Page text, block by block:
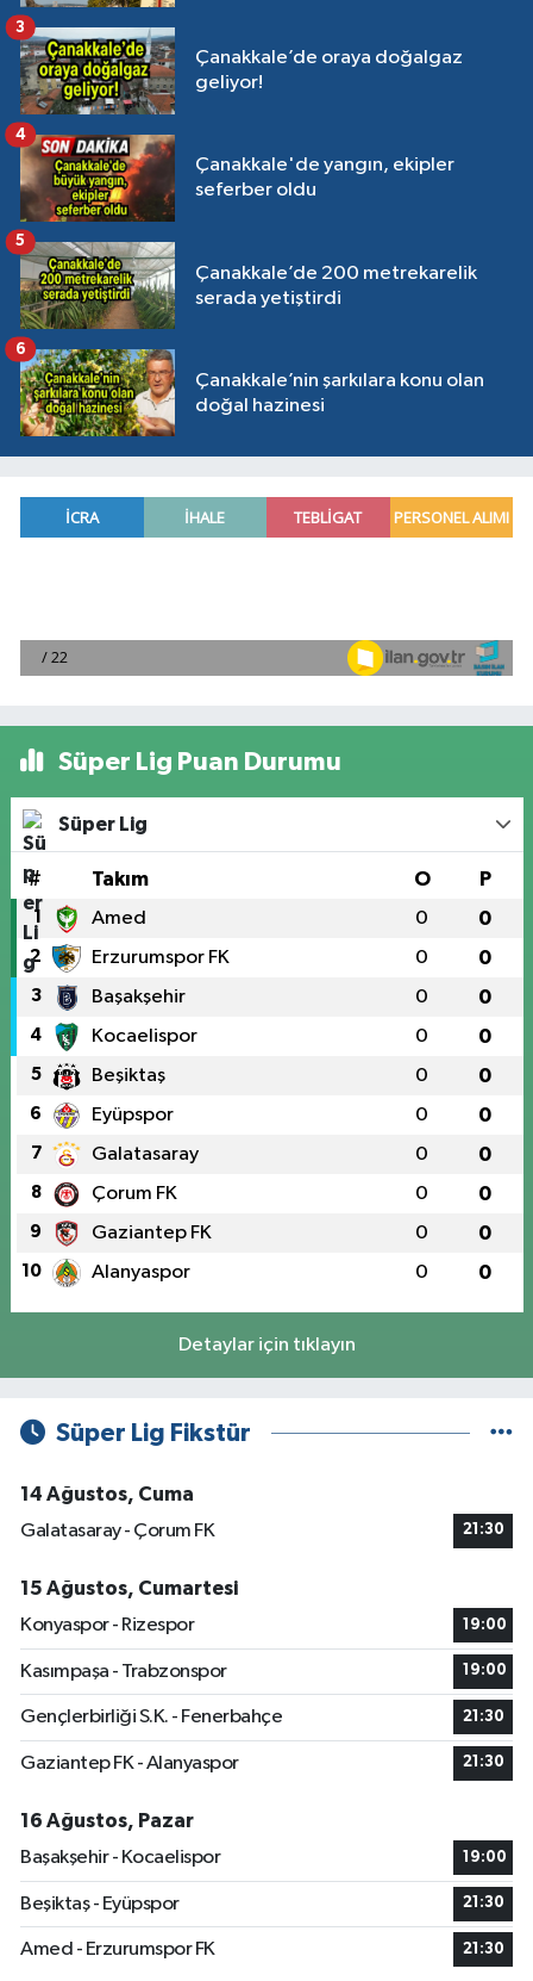
Çanakkale’de oraya doğalgaz
geliyor!
3
Çanakkale'de yangın, ekipler
seferber oldu
4
Çanakkale’de 200 metrekarelik
serada yetiştirdi
5
Çanakkale’nin şarkılara konu olan
doğal hazinesi
6
Süper Lig Puan Durumu
Süper Lig
# Takım O P
1 Amed 0 0
2 Erzurumspor FK 0 0
3 Başakşehir 0 0
4 Kocaelispor 0 0
5 Beşiktaş 0 0
6 Eyüpspor 0 0
7 Galatasaray 0 0
8 Çorum FK 0 0
9 Gaziantep FK 0 0
10 Alanyaspor 0 0
Detaylar için tıklayın
Süper Lig Fikstür
14 Ağustos, Cuma
Galatasaray - Çorum FK
21:30
15 Ağustos, Cumartesi
Konyaspor - Rizespor
19:00
Kasımpaşa - Trabzonspor 19:00
Gençlerbirliği S.K. - Fenerbahçe 21:30
Gaziantep FK - Alanyaspor 21:30
16 Ağustos, Pazar
Başakşehir - Kocaelispor
19:00
Beşiktaş - Eyüpspor 21:30
Amed - Erzurumspor FK 21:30